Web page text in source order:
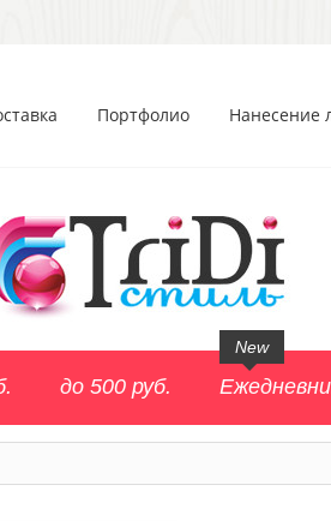
Портфолио Нанесение
до 500 руб.
New